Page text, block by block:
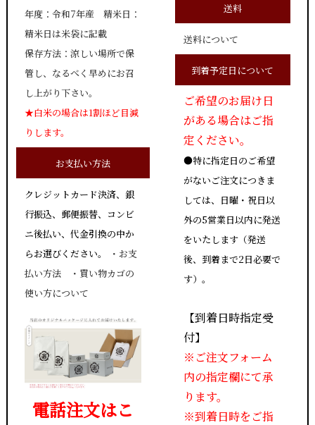
年度：令和7年産 精米日：
精米日は米袋に記載
保存方法：涼しい場所で保
管し、なるべく早めにお召
し上がり下さい。
★白米の場合は1割ほど目減
りします。
お支払い方法
クレジットカード決済、銀
行振込、郵便振替、コンビ
ニ後払い、代金引換の中か
らお選びください。
・ お支
払い方法・ 買い物カゴの
使い方について
電話注文はこ
送料
送料について
到着予定日について
ご希望のお届け日
がある場合はご指
定ください。
●特に指定日のご希望
がないご注文につきま
しては、日曜・祝日以
外の5営業日以内に発送
をいたします（発送
後、到着まで2日必要で
す）。
【到着日時指定受
付】
※ご注文フォーム
内の指定欄にて承
ります。
※到着日時をご指